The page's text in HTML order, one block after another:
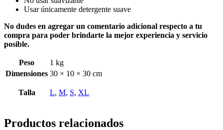
Usar únicamente detergente suave
No dudes en agregar un comentario adicional respecto a tu
compra para poder brindarte la mejor experiencia y servicio
posible.
Peso
1 kg
Dimensiones 30 × 10 × 30 cm
Talla L, M, S, XL
Productos relacionados